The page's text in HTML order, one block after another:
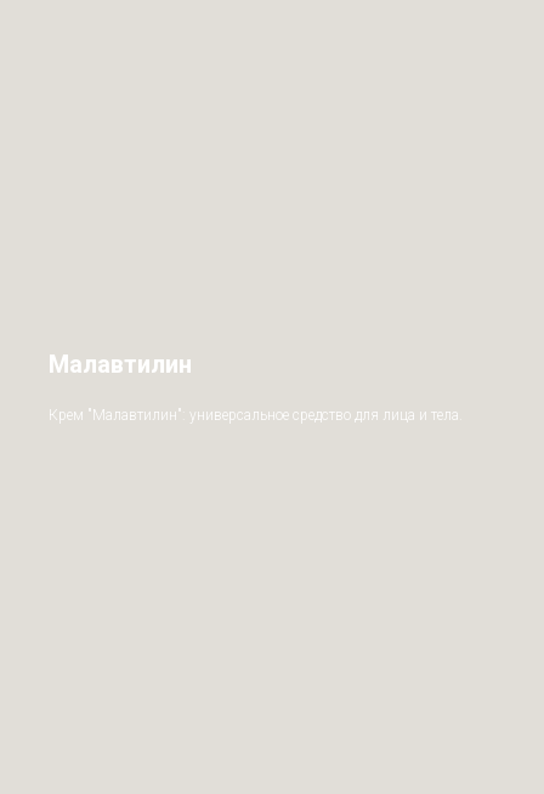
Малавтилин
Крем "Малавтилин": универсальное средство для лица и тела.